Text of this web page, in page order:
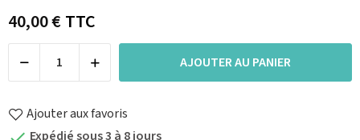
40,00 €TTC
AJOUTER AU PANIER
Ajouter aux favoris
Expédié sous 3 à 8 jours